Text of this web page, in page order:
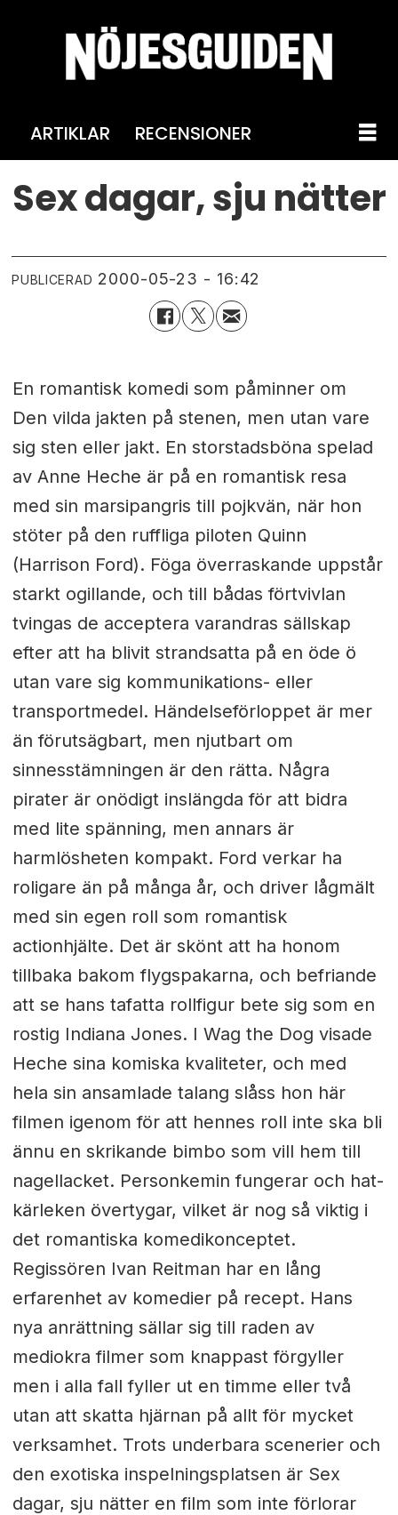
ARTIKLAR RECENSIONER
Sex dagar, sju nätter
PUBLICERAD 2000-05-23 - 16:42
En romantisk komedi som påminner om
Den vilda jakten på stenen, men utan vare
sig sten eller jakt. En storstadsböna spelad
av Anne Heche är på en romantisk resa
med sin marsipangris till pojkvän, när hon
stöter på den ruffliga piloten Quinn
(Harrison Ford). Föga överraskande uppstår
starkt ogillande, och till bådas förtvivlan
tvingas de acceptera varandras sällskap
efter att ha blivit strandsatta på en öde ö
utan vare sig kommunikations- eller
transportmedel. Händelseförloppet är mer
än förutsägbart, men njutbart om
sinnesstämningen är den rätta. Några
pirater är onödigt inslängda för att bidra
med lite spänning, men annars är
harmlösheten kompakt. Ford verkar ha
roligare än på många år, och driver lågmält
med sin egen roll som romantisk
actionhjälte. Det är skönt att ha honom
tillbaka bakom flygspakarna, och befriande
att se hans tafatta rollfigur bete sig som en
rostig Indiana Jones. I Wag the Dog visade
Heche sina komiska kvaliteter, och med
hela sin ansamlade talang slåss hon här
filmen igenom för att hennes roll inte ska bli
ännu en skrikande bimbo som vill hem till
nagellacket. Personkemin fungerar och hat-
kärleken övertygar, vilket är nog så viktig i
det romantiska komedikonceptet.
Regissören Ivan Reitman har en lång
erfarenhet av komedier på recept. Hans
nya anrättning sällar sig till raden av
mediokra filmer som knappast förgyller
men i alla fall fyller ut en timme eller två
utan att skatta hjärnan på allt för mycket
verksamhet. Trots underbara scenerier och
den exotiska inspelningsplatsen är Sex
dagar, sju nätter en film som inte förlorar